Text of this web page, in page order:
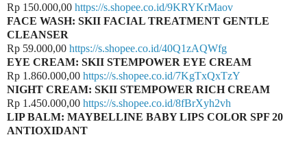
Rp 150.000,00 https://s.shopee.co.id/9KRYKrMaov
FACE WASH: SKII FACIAL TREATMENT GENTLE
CLEANSER
Rp 59.000,00 https://s.shopee.co.id/40Q1zAQWfg
EYE CREAM: SKII STEMPOWER EYE CREAM
Rp 1.860.000,00 https://s.shopee.co.id/7KgTxQxTzY
NIGHT CREAM: SKII STEMPOWER RICH CREAM
Rp 1.450.000,00 https://s.shopee.co.id/8fBrXyh2vh
LIP BALM: MAYBELLINE BABY LIPS COLOR SPF 20
ANTIOXIDANT